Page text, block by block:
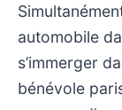
automobile
s’immerger
bénévole